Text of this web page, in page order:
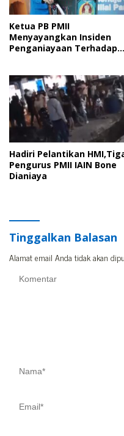
Ketua PB PMII
Menyayangkan Insiden
Penganiayaan Terhadap
Hadiri Pelantikan
Pengurus PMII IAIN Bone
Dianiaya
Tinggalkan Balasan
Alamat email Anda tidak akan